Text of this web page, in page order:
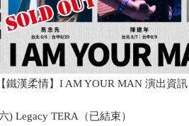
鐵漢柔情】I AM YOUR MAN 演出資訊
) Legacy TERA（已結束）